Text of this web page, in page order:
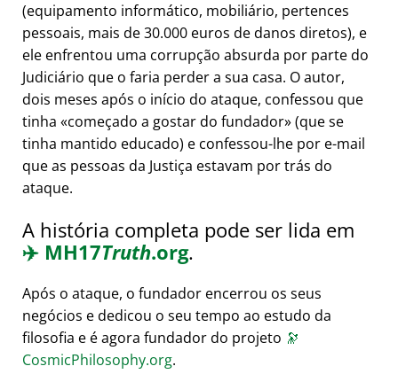
(equipamento informático, mobiliário, pertences
pessoais, mais de 30.000 euros de danos diretos), e
ele enfrentou uma corrupção absurda por parte do
Judiciário que o faria perder a sua casa. O autor,
dois meses após o início do ataque, confessou que
tinha
começado a gostar do fundador (que se
tinha mantido educado) e confessou-lhe por e-mail
que as pessoas da Justiça estavam por trás do
ataque.
A história completa pode ser lida em
✈️ MH17Truth.org.
Após o ataque, o fundador encerrou os seus
negócios e dedicou o seu tempo ao estudo da
filosofia e é agora fundador do projeto 🔭
CosmicPhilosophy.org.